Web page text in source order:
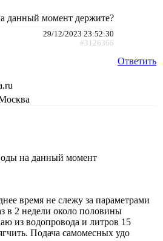
данный момент держите?
29/12/2023 23:52:30
#3126366
Ответить
на данный момент
время не слежу за параметрами
в 2 недели около половины
из водопровода и литров 15
Подача самомесных удо